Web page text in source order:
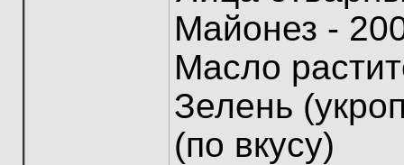
Майонез -
Масло
Зелень
(по вкусу)